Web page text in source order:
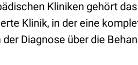
Kliniken gehört
Klinik, in der eine
Diagnose über die